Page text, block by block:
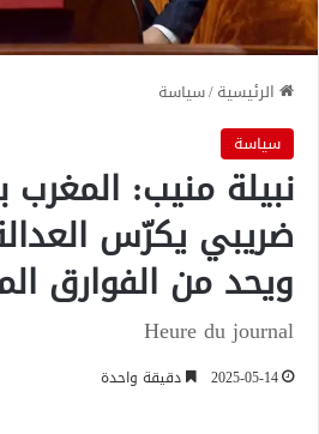
الرئيسية/سياسة
سياسة
نبيلة منيب: المغرب
ضريبي يكرّس
ويحد من الفوارق
Heure du journal
2025-05-14 دقيقة واحدة